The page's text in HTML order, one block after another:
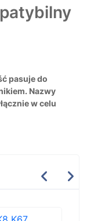
pasuje do
Nazwy
w celu